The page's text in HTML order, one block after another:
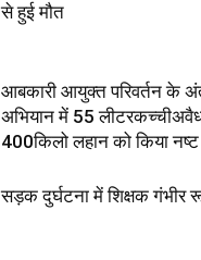
से हुई मौत
आबकारी आयुक्त परिवर्तन के
अभियान में 55
400किलो लहान को किया नष्ट
सड़क दुर्घटना में शिक्षक गंभीर